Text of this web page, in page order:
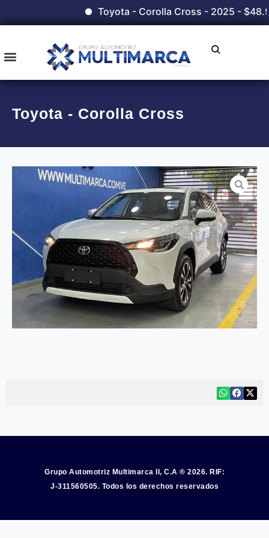
Toyota - Corolla Cross - 2025 -
Toyota - Corolla Cross
Grupo Automotriz Multimarca II, C.A ® 2026. RIF:
J-311560505. Todos los derechos reservados